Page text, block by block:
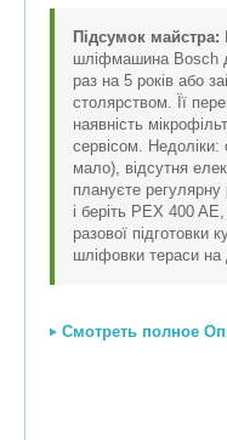
Підсумок майстра:
шліфмашина Bosch
раз на 5 років або
столярством. Її
наявність
сервісом.
мало), відсутня
плануєте регулярну
і беріть PEX 400
разової підготовки
шліфовки тераси на
Смотреть полное